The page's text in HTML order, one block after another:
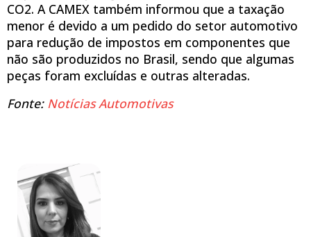
CO2. A CAMEX também informou que a taxação
menor é devido a um pedido do setor automotivo
para redução de impostos em componentes que
não são produzidos no Brasil, sendo que algumas
peças foram excluídas e outras alteradas.
Fonte: Notícias Automotivas